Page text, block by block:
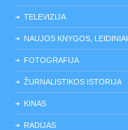
TELEVIZIJA
NAUJOS KNYGOS, LEIDINIAI
FOTOGRAFIJA
ŽURNALISTIKOS ISTORIJA
KINAS
RADIJAS